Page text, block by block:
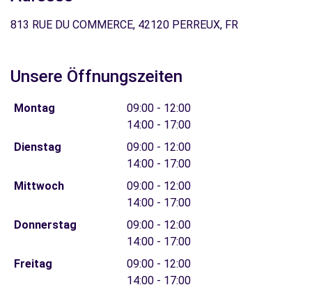
813 RUE DU COMMERCE, 42120 PERREUX, FR
Unsere Öffnungszeiten
Montag
09:00 - 12:00
14:00 - 17:00
Dienstag
09:00 - 12:00
14:00 - 17:00
Mittwoch
09:00 - 12:00
14:00 - 17:00
Donnerstag
09:00 - 12:00
14:00 - 17:00
Freitag
09:00 - 12:00
14:00 - 17:00